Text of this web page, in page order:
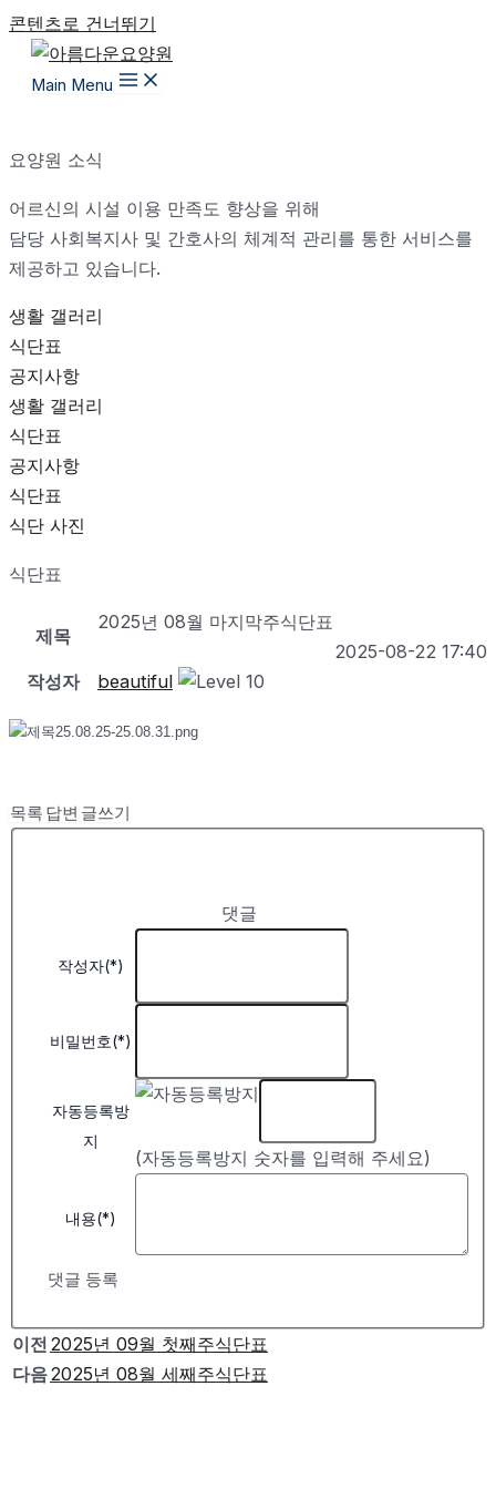
콘텐츠로 건너뛰기
Main Menu
요양원 소식
어르신의 시설 이용 만족도 향상을 위해
담당 사회복지사 및 간호사의 체계적 관리를 통한 서비스를
제공하고 있습니다.
생활 갤러리
식단표
공지사항
생활 갤러리
식단표
공지사항
식단표
식단 사진
식단표
제목
2025년 08월 마지막주식단표
2025-08-22 17:40
작성자
beautiful
목록 답변 글쓰기
댓글
작성자(*)
비밀번호(*)
자동등록방
지
(자동등록방지 숫자를 입력해 주세요)
내용(*)
댓글 등록
이전 2025년 09월 첫째주식단표
다음2025년 08월 세째주식단표